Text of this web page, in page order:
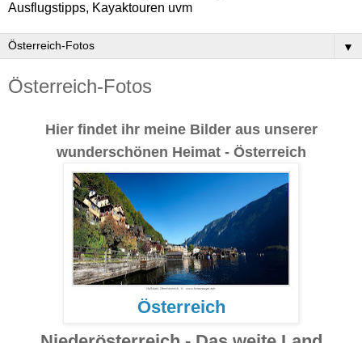
Ausflugstipps, Kayaktouren uvm
▼
Österreich-Fotos
Hier findet ihr meine Bilder aus unserer
wunderschönen Heimat - Österreich
Österreich